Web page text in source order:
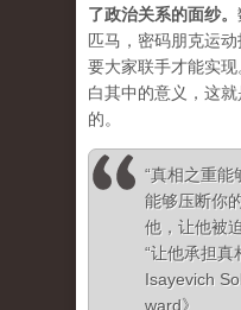
了政治关系的面纱。
匹马，密码朋克运
要大家联手才能实
白其中的意义，这
的。
“真相之重
能够压断你
他，让他被
“让他承担
Isayevich
ward》